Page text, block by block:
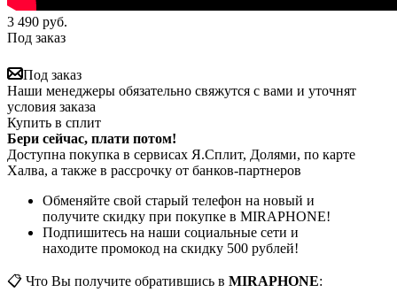
3 490 руб.
Под заказ
Под заказ
Наши менеджеры обязательно свяжутся с вами и уточнят
условия заказа
Купить в сплит
Бери сейчас, плати потом!
Доступна покупка в сервисах Я.Сплит, Долями, по карте
Халва, а также в рассрочку от банков-партнеров
Обменяйте свой старый телефон на новый и
получите скидку при покупке в MIRAPHONE!
Подпишитесь на наши социальные сети и
находите промокод на скидку 500 рублей!
📋 Что Вы получите обратившись в MIRAPHONE: